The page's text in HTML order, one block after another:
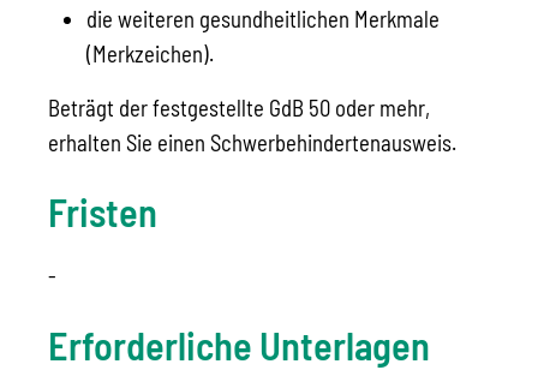
die weiteren gesundheitlichen Merkmale
(Merkzeichen).
Beträgt der festgestellte GdB 50 oder mehr,
erhalten Sie einen Schwerbehindertenausweis.
Fristen
-
Erforderliche Unterlagen